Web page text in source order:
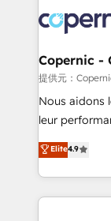
lasts. So if you're ready to become the most trusted
voice in your
worldwide,
Huble has
One
across
Canada,
South Africa. Certified compliant with ISO/IEC
international
Copernic -
提供元：
Nous aidons
leur
Intégration de
téléphonie, etc.) • Alignement des équipes
outil et des données
collecte et de
Elite4.9